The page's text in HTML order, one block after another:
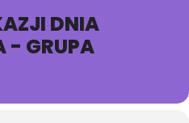
DNIA
- GRUPA